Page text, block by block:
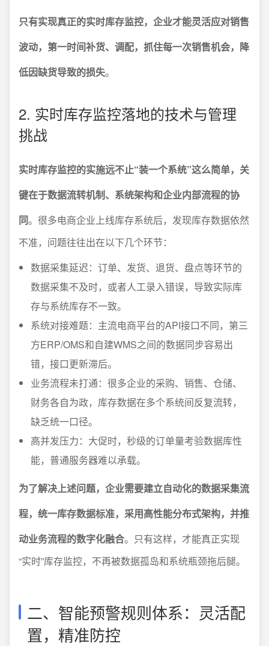
只有实现真正的实时库存监控，企业才能灵活应对销售
波动，第一时间补货、调配，抓住每一次销售机会，降
低因缺货导致的损失。
2. 实时库存监控落地的技术与管理
挑战
实时库存监控的实施远不止“装一个系统”这么简单，关
键在于数据流转机制、系统架构和企业内部流程的协
同。很多电商企业上线库存系统后，发现库存数据依然
不准，问题往往出在以下几个环节：
数据采集延迟：订单、发货、退货、盘点等环节的
数据采集不及时，或者人工录入错误，导致实际库
存与系统库存不一致。
系统对接难题：主流电商平台的API接口不同，第三
方ERP/OMS和自建WMS之间的数据同步容易出
错，接口更新滞后。
业务流程未打通：很多企业的采购、销售、仓储、
财务各自为政，库存数据在多个系统间反复流转，
缺乏统一口径。
高并发压力：大促时，秒级的订单量考验数据库性
能，普通服务器难以承载。
为了解决上述问题，企业需要建立自动化的数据采集流
程，统一库存数据标准，采用高性能分布式架构，并推
动业务流程的数字化融合。只有这样，才能真正实现
“实时”库存监控，不再被数据孤岛和系统瓶颈拖后腿。
二、智能预警规则体系：灵活配
置，精准防控